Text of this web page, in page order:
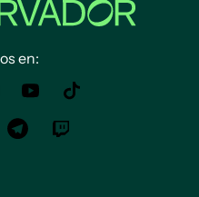
en: